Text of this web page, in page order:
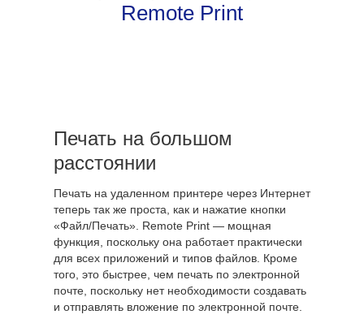
Remote Print
Печать на большом
расстоянии
Печать на удаленном принтере через Интернет
теперь так же проста, как и нажатие кнопки
«Файл/Печать». Remote Print — мощная
функция, поскольку она работает практически
для всех приложений и типов файлов. Кроме
того, это быстрее, чем печать по электронной
почте, поскольку нет необходимости создавать
и отправлять вложение по электронной почте.